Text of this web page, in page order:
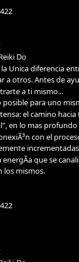
Do
Unica diferencia
a otros. Antes de
a ti mismo...
posible para uno
el camino hacia
en lo mas profundo
con el
que se
los mismos.